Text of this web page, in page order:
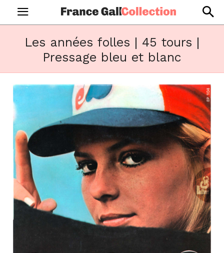
Les années folles | 45 tours |
Pressage bleu et blanc